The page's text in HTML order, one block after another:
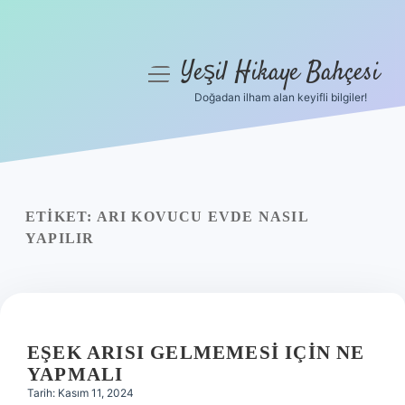
Yasal Uyarı
menüyüYeşil Hikaye Bahçesi
Doğadan ilham alan keyifli bilgiler!
ETIKET: ARI KOVUCU EVDE NASIL
YAPILIR
EŞEK ARISI GELMEMESI IÇIN NE
YAPMALI
Tarih: Kasım 11, 2024